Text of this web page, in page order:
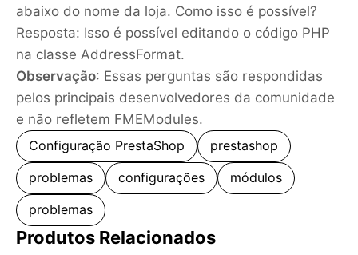
abaixo do nome da loja. Como isso é possível?
Resposta: Isso é possível editando o código PHP
na classe AddressFormat.
Observação: Essas perguntas são respondidas
pelos principais desenvolvedores da comunidade
e não refletem FMEModules.
Configuração PrestaShop prestashop
problemas configurações módulos
problemas
Produtos Relacionados